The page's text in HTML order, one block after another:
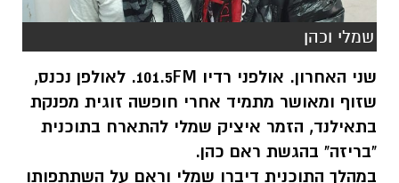
שמלי וכהן
שני האחרון. אולפני רדיו 101.5FM. לאולפן נכנס,
שזוף ומאושר מתמיד אחרי חופשה זוגית מפנקת
בתאילנד, הזמר איציק שמלי להתארח בתוכנית
"בריזה" בהגשת ראם כהן.
במהלך התוכנית דיברו שמלי וראם על השתתפותו